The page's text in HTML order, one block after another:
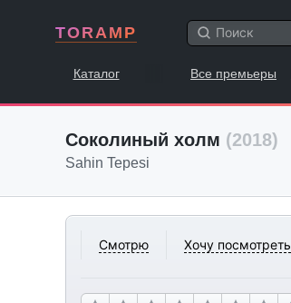
TORAMP
Каталог Все премьеры
Соколиный холм (2018)
Sahin Tepesi
Смотрю Хочу посмотреть